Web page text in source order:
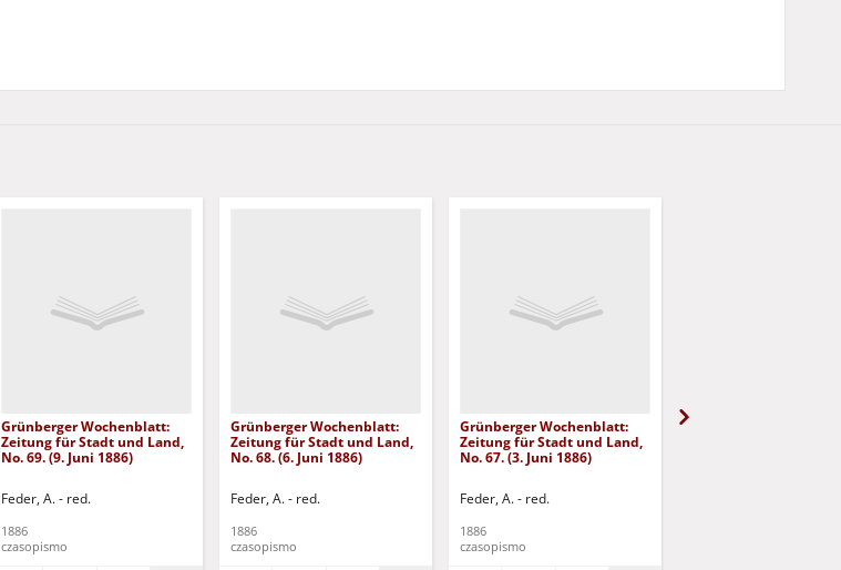
Grünberger Wochenblatt:
Zeitung für Stadt und Land,
No. 69. (9. Juni 1886)
Feder, A. - red.
1886
czasopismo
Grünberger Wochenblatt:
Zeitung für Stadt und Land,
No. 68. (6. Juni 1886)
Feder, A. - red.
1886
czasopismo
Grünberger Wochenblatt:
Zeitung für Stadt und Land,
No. 67. (3. Juni 1886)
Feder, A. - red.
1886
czasopismo